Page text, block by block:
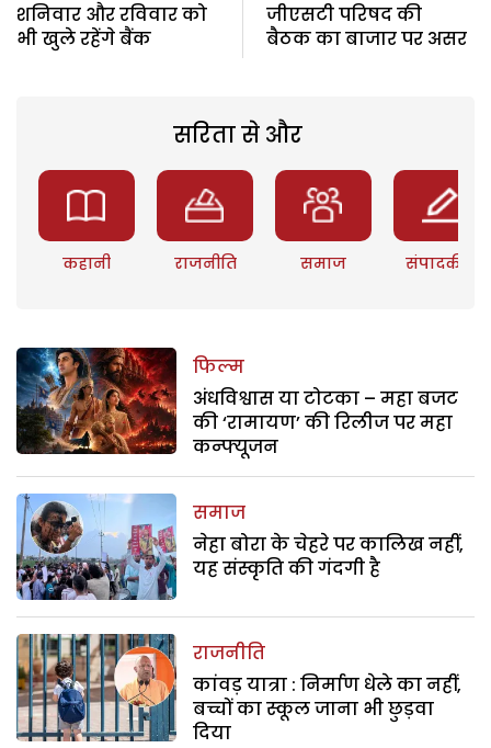
शनिवार और रविवार को
भी खुले रहेंगे बैंक
जीएसटी परिषद की
बैठक का बाजार पर असर
सरिता से और
कहानी राजनीति समाज संपादकीय
फिल्म
अंधविश्वास या टोटका – महा बजट
की ‘रामायण’ की रिलीज पर महा
कन्फ्यूजन
समाज
नेहा बोरा के चेहरे पर कालिख नहीं,
यह संस्कृति की गंदगी है
राजनीति
कांवड़ यात्रा : निर्माण धेले का नहीं,
बच्चों का स्कूल जाना भी छुड़वा
दिया